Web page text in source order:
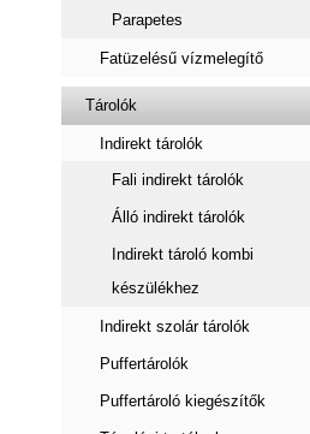
Parapetes
Fatüzelésű vízmelegítő
Tárolók
Indirekt tárolók
Fali indirekt tárolók
Álló indirekt tárolók
Indirekt tároló kombi
készülékhez
Indirekt szolár tárolók
Puffertárolók
Puffertároló kiegészítők